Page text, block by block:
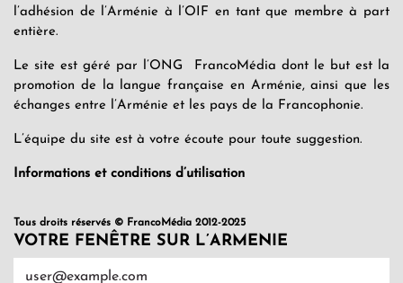
l’adhésion de l’Arménie à l’OIF en tant que membre à part
entière.
Le site est géré par l’ONG FrancoMédia dont le but est la
promotion de la langue française en Arménie, ainsi que les
échanges entre l’Arménie et les pays de la Francophonie.
L’équipe du site est à votre écoute pour toute suggestion.
Informations et conditions d’utilisation
Tous droits réservés © FrancoMédia 2012-2025
VOTRE FENÊTRE SUR L’ARMENIE